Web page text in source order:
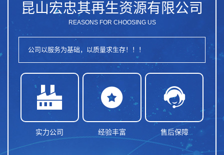
昆山宏忠其再生资源有限公司
REASONS FOR CHOOSING US
公司以服务为基础，以质量求生存！！！

实力公司

经验丰富

售后保障